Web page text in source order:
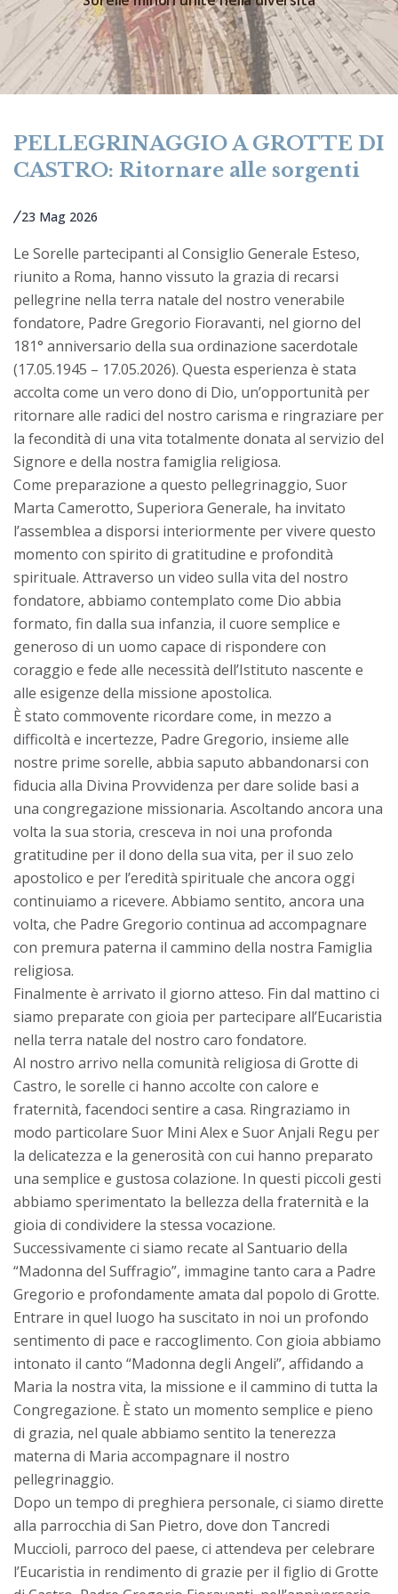
PELLEGRINAGGIO A GROTTE DI
CASTRO: Ritornare alle sorgenti
23 Mag 2026
Le Sorelle partecipanti al Consiglio Generale Esteso,
riunito a Roma, hanno vissuto la grazia di recarsi
pellegrine nella terra natale del nostro venerabile
fondatore, Padre Gregorio Fioravanti, nel giorno del
181° anniversario della sua ordinazione sacerdotale
(17.05.1945 – 17.05.2026). Questa esperienza è stata
accolta come un vero dono di Dio, un’opportunità per
ritornare alle radici del nostro carisma e ringraziare per
la fecondità di una vita totalmente donata al servizio del
Signore e della nostra famiglia religiosa.
Come preparazione a questo pellegrinaggio, Suor
Marta Camerotto, Superiora Generale, ha invitato
l’assemblea a disporsi interiormente per vivere questo
momento con spirito di gratitudine e profondità
spirituale. Attraverso un video sulla vita del nostro
fondatore, abbiamo contemplato come Dio abbia
formato, fin dalla sua infanzia, il cuore semplice e
generoso di un uomo capace di rispondere con
coraggio e fede alle necessità dell’Istituto nascente e
alle esigenze della missione apostolica.
È stato commovente ricordare come, in mezzo a
difficoltà e incertezze, Padre Gregorio, insieme alle
nostre prime sorelle, abbia saputo abbandonarsi con
fiducia alla Divina Provvidenza per dare solide basi a
una congregazione missionaria. Ascoltando ancora una
volta la sua storia, cresceva in noi una profonda
gratitudine per il dono della sua vita, per il suo zelo
apostolico e per l’eredità spirituale che ancora oggi
continuiamo a ricevere. Abbiamo sentito, ancora una
volta, che Padre Gregorio continua ad accompagnare
con premura paterna il cammino della nostra Famiglia
religiosa.
Finalmente è arrivato il giorno atteso. Fin dal mattino ci
siamo preparate con gioia per partecipare all’Eucaristia
nella terra natale del nostro caro fondatore.
Al nostro arrivo nella comunità religiosa di Grotte di
Castro, le sorelle ci hanno accolte con calore e
fraternità, facendoci sentire a casa. Ringraziamo in
modo particolare Suor Mini Alex e Suor Anjali Regu per
la delicatezza e la generosità con cui hanno preparato
una semplice e gustosa colazione. In questi piccoli gesti
abbiamo sperimentato la bellezza della fraternità e la
gioia di condividere la stessa vocazione.
Successivamente ci siamo recate al Santuario della
“Madonna del Suffragio”, immagine tanto cara a Padre
Gregorio e profondamente amata dal popolo di Grotte.
Entrare in quel luogo ha suscitato in noi un profondo
sentimento di pace e raccoglimento. Con gioia abbiamo
intonato il canto “Madonna degli Angeli”, affidando a
Maria la nostra vita, la missione e il cammino di tutta la
Congregazione. È stato un momento semplice e pieno
di grazia, nel quale abbiamo sentito la tenerezza
materna di Maria accompagnare il nostro
pellegrinaggio.
Dopo un tempo di preghiera personale, ci siamo dirette
alla parrocchia di San Pietro, dove don Tancredi
Muccioli, parroco del paese, ci attendeva per celebrare
l’Eucaristia in rendimento di grazie per il figlio di Grotte